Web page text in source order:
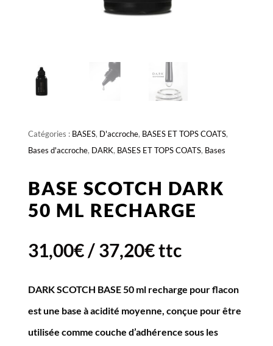
Catégories : BASES, D'accroche, BASES ET TOPS COATS,
Bases d'accroche, DARK, BASES ET TOPS COATS, Bases
BASE SCOTCH DARK
50 ML RECHARGE
31,00€/37,20€ttc
DARK SCOTCH BASE 50 ml recharge pour flacon
est une base à acidité moyenne, conçue pour être
utilisée comme couche d’adhérence sous les